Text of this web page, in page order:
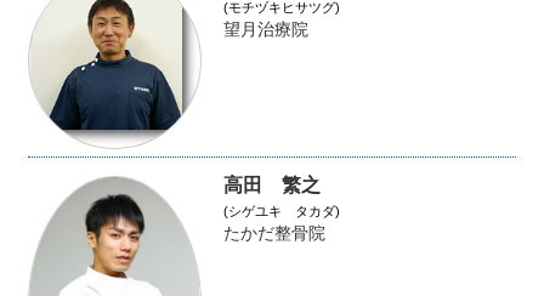
(モチヅキヒサツグ)
望月治療院
高田 繁之
(シゲユキ タカダ)
たかだ整骨院